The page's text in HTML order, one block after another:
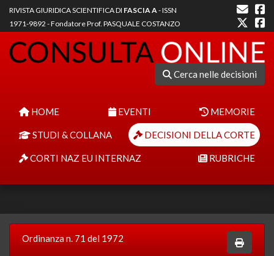
RIVISTA GIURIDICA SCIENTIFICA DI FASCIA A- ISSN
1971-9892 - Fondatore Prof. PASQUALE COSTANZO
Cerca nelle decisioni
HOME EVENTI MEMORIE
STUDI & COLLANA DECISIONI DELLA CORTE
CORTI NAZ EU INTERNAZ RUBRICHE
Ordinanza n. 71 del 1972